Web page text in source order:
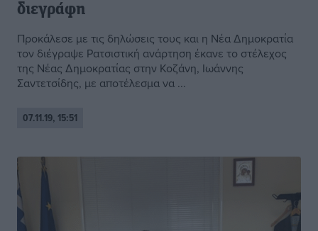
διεγράφη
Προκάλεσε με τις δηλώσεις τους και η Νέα Δημοκρατία
τον διέγραψε Ρατσιστική ανάρτηση έκανε το στέλεχος
της Νέας Δημοκρατίας στην Κοζάνη, Ιωάννης
Σαντετσίδης, με αποτέλεσμα να ...
07.11.19, 15:51